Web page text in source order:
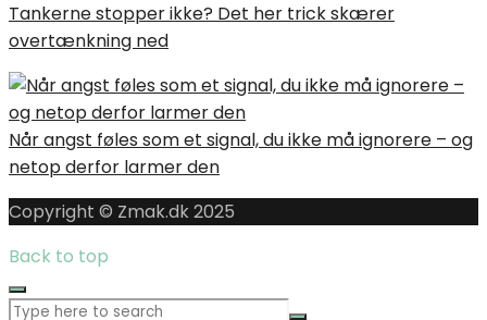
Tankerne stopper ikke? Det her trick skærer
overtænkning ned
Når angst føles som et signal, du ikke må ignorere – og
netop derfor larmer den
Copyright © Zmak.dk 2025
Back to top